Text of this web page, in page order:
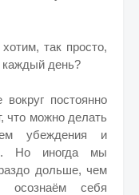
так просто,
каждый день?
постоянно
что можно делать
убеждения и
Но иногда мы
дольше, чем
осознаём себя